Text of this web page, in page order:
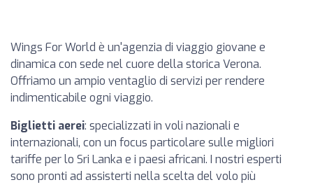
Wings For World è un'agenzia di viaggio giovane e
dinamica con sede nel cuore della storica Verona.
Offriamo un ampio ventaglio di servizi per rendere
indimenticabile ogni viaggio.
Biglietti aerei: specializzati in voli nazionali e
internazionali, con un focus particolare sulle migliori
tariffe per lo Sri Lanka e i paesi africani. I nostri esperti
sono pronti ad assisterti nella scelta del volo più